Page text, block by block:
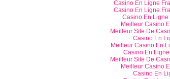
Casino En Ligne
Casino En Ligne
Casino En Ligne
Meilleur Casino
Meilleur Site De
Casino En
Meilleur Casino En
Casino En
Meilleur Site De
Meilleur Casino
Casino En